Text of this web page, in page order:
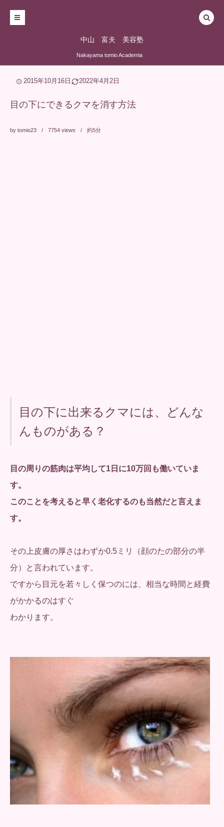
中山 富夫 美容塾
Nakayama tomio Academia
2015年10月16日 2022年4月2日
目の下にできるクマを消す方法
by tomio23 7754 views 約5分
目の下に出来るクマには、どんな
んものがある？
目の周りの筋肉は平均して1日に10万回も働いていま
す。
このことを考えると早く老化するのも当然だと言えま
す。
その上皮膚の厚さはわずか0.5ミリ（顔のたの部分の半
分）と言われています。
ですから目元を若々しく保つのには、相当な時間と経費
がかかるのはすぐ
わかります。